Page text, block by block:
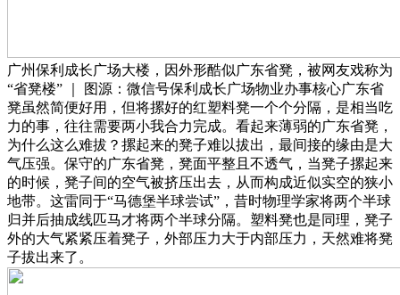
广州保利成长广场大楼，因外形酷似广东省凳，被网友戏称为
“省凳楼” ｜ 图源：微信号保利成长广场物业办事核心广东省
凳虽然简便好用，但将摞好的红塑料凳一个个分隔，是相当吃
力的事，往往需要两小我合力完成。看起来薄弱的广东省凳，
为什么这么难拔？摞起来的凳子难以拔出，最间接的缘由是大
气压强。保守的广东省凳，凳面平整且不透气，当凳子摞起来
的时候，凳子间的空气被挤压出去，从而构成近似实空的狭小
地带。这雷同于“马德堡半球尝试”，昔时物理学家将两个半球
归并后抽成线匹马才将两个半球分隔。塑料凳也是同理，凳子
外的大气紧紧压着凳子，外部压力大于内部压力，天然难将凳
子拔出来了。